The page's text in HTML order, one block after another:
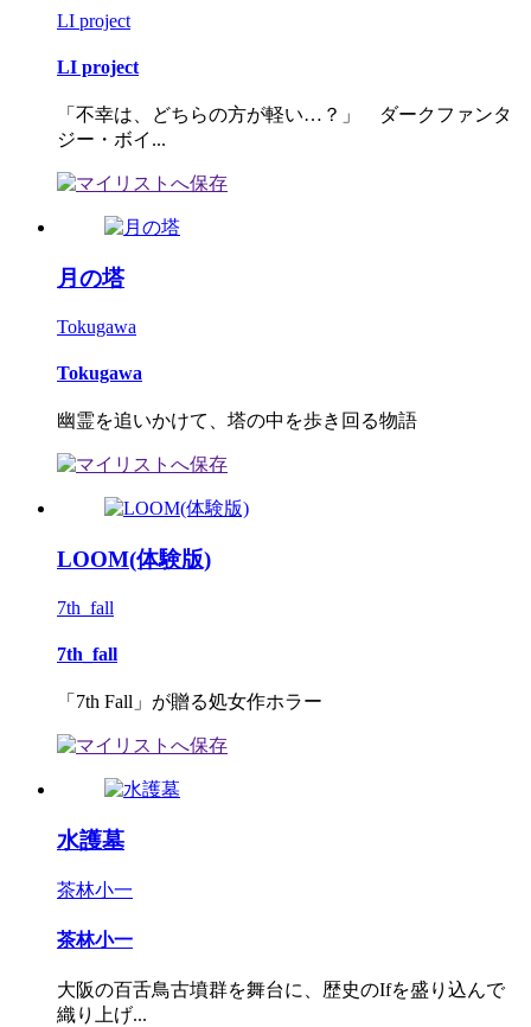
LI project
LI project
「不幸は、どちらの方が軽い…？」 ダークファンタ
ジー・ボイ...
月の塔
Tokugawa
Tokugawa
幽霊を追いかけて、塔の中を歩き回る物語
LOOM(体験版)
7th_fall
7th_fall
「7th Fall」が贈る処女作ホラー
水護墓
茶林小一
茶林小一
大阪の百舌鳥古墳群を舞台に、歴史のIfを盛り込んで
織り上げ...